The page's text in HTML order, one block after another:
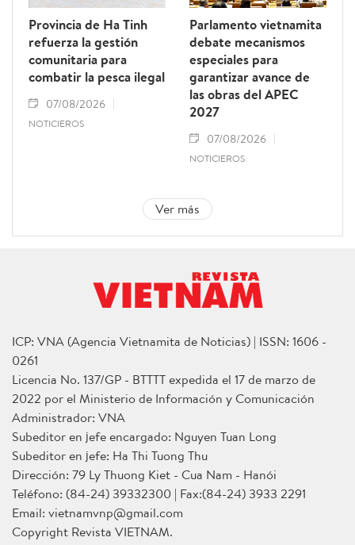
Provincia de Ha Tinh
refuerza la gestión
comunitaria para
combatir la pesca ilegal
07/08/2026
NOTICIEROS
Parlamento vietnamita
debate mecanismos
especiales para
garantizar avance de
las obras del APEC
2027
07/08/2026
NOTICIEROS
Ver más
ICP: VNA (Agencia Vietnamita de Noticias) | ISSN: 1606 -
0261
Licencia No. 137/GP - BTTTT expedida el 17 de marzo de
2022 por el Ministerio de Información y Comunicación
Administrador: VNA
Subeditor en jefe encargado: Nguyen Tuan Long
Subeditor en jefe: Ha Thi Tuong Thu
Dirección: 79 Ly Thuong Kiet - Cua Nam - Hanói
Teléfono: (84-24) 39332300 | Fax:(84-24) 3933 2291
Email: vietnamvnp@gmail.com
Copyright Revista VIETNAM.